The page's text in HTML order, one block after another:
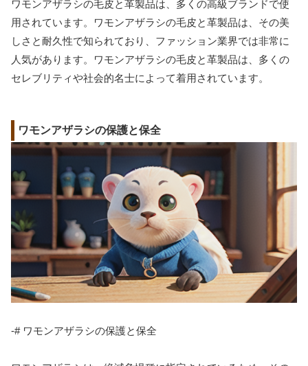
ワモンアザラシの毛皮と革製品は、多くの高級ブランドで使
用されています。ワモンアザラシの毛皮と革製品は、その美
しさと耐久性で知られており、ファッション業界では非常に
人気があります。ワモンアザラシの毛皮と革製品は、多くの
セレブリティや社会的名士によって着用されています。
ワモンアザラシの保護と保全
-# ワモンアザラシの保護と保全